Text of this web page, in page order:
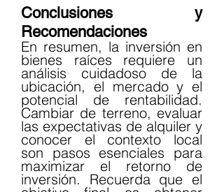
Conclusiones y
Recomendaciones
En resumen, la inversión en
bienes raíces requiere un
análisis cuidadoso de la
ubicación, el mercado y el
potencial de rentabilidad.
Cambiar de terreno, evaluar
las expectativas de alquiler y
conocer el contexto local
son pasos esenciales para
maximizar el retorno de
inversión. Recuerda que el